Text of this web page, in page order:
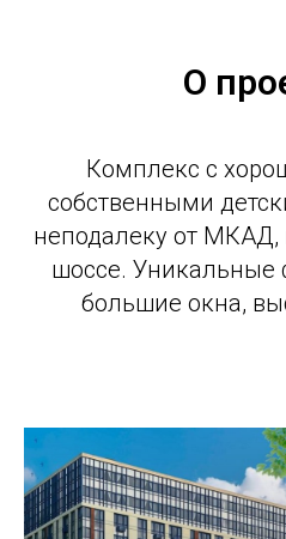
О
Комплекс с
собственными
неподалеку от МКАД,
шоссе. Уникальные
большие окна,